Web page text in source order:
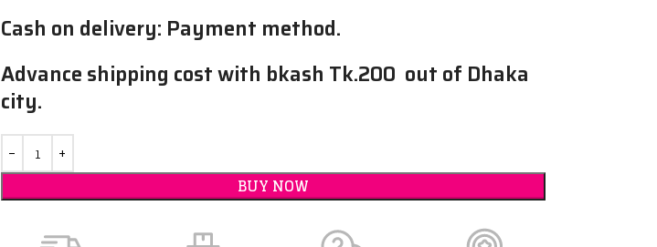
Cash on delivery: Payment method.
Advance shipping cost with bkash Tk.200 out of Dhaka
city.
BUY NOW